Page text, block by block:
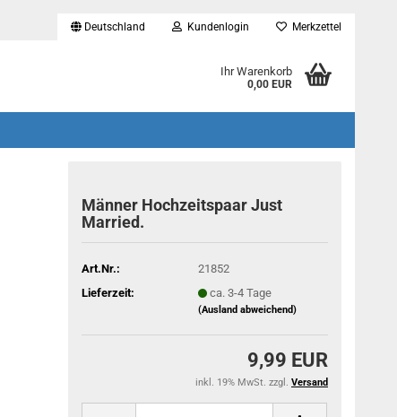
Deutschland Kundenlogin Merkzettel
Ihr Warenkorb
0,00 EUR
Männer Hochzeitspaar Just
Married.
Art.Nr.:
21852
Lieferzeit:
ca. 3-4 Tage
(Ausland abweichend)
9,99 EUR
inkl. 19% MwSt. zzgl. Versand